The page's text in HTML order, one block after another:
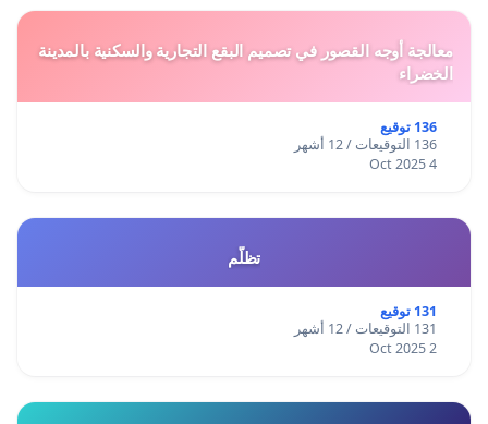
معالجة أوجه القصور في تصميم البقع التجارية والسكنية بالمدينة
الخضراء
136 توقيع
136 التوقيعات / 12 أشهر
4 Oct 2025
تظلّم
131 توقيع
131 التوقيعات / 12 أشهر
2 Oct 2025